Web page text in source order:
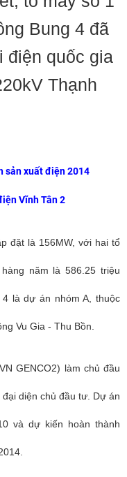
Bung 4 đã
điện quốc gia
Thạnh
sản xuất điện 2014
Vĩnh Tân 2
đặt là 156MW, với hai tổ
năm là 586.25 triệu
là dự án nhóm A, thuộc
Vu Gia - Thu Bồn.
GENCO2) làm chủ đầu
diện chủ đầu tư. Dự án
và dự kiến hoàn thành